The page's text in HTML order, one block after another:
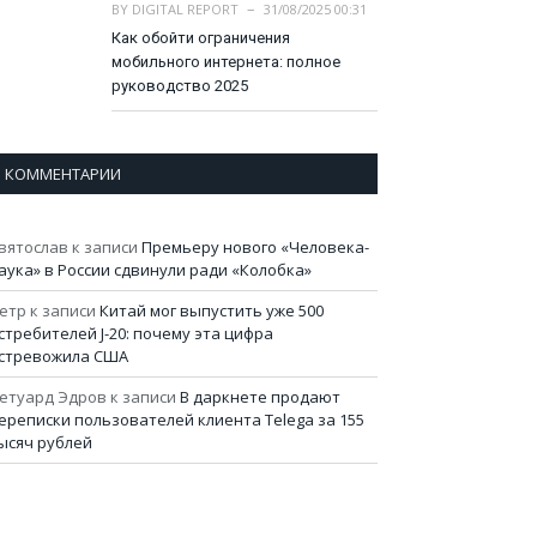
BY DIGITAL REPORT
31/08/2025 00:31
Как обойти ограничения
мобильного интернета: полное
руководство 2025
КОММЕНТАРИИ
к записи Премьеру нового «Человека-
в России сдвинули ради «Колобка»
к записи Китай мог выпустить уже 500
J-20: почему эта цифра
США
Эдров к записи В даркнете продают
пользователей клиента Telega за 155
рублей